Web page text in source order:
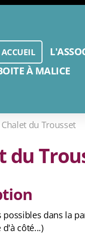
ACCUEIL
À MALICE
Chalet du Trousset
du
possibles dans la
côté...)